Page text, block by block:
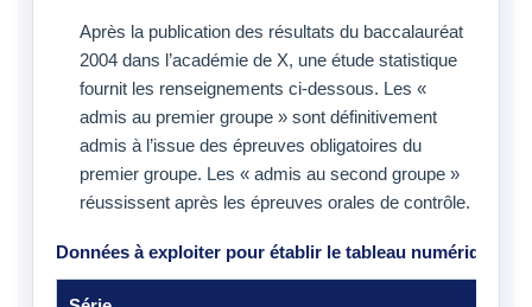
Après la publication des résultats du baccalauréat
2004 dans l’académie de X, une étude statistique
fournit les renseignements ci-dessous. Les «
admis au premier groupe » sont définitivement
admis à l’issue des épreuves obligatoires du
premier groupe. Les « admis au second groupe »
réussissent après les épreuves orales de contrôle.
Données à exploiter pour établir le tableau numérique